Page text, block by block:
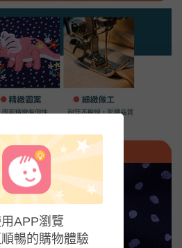
APP瀏覽
暢的購物體驗